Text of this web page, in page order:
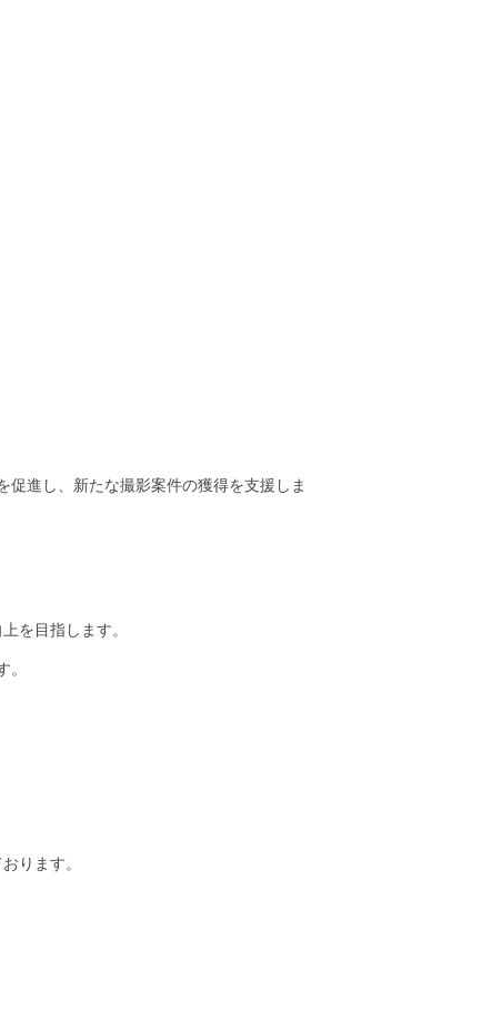
促進し、新たな撮影案件の獲得を支援しま
を目指します。
ります。